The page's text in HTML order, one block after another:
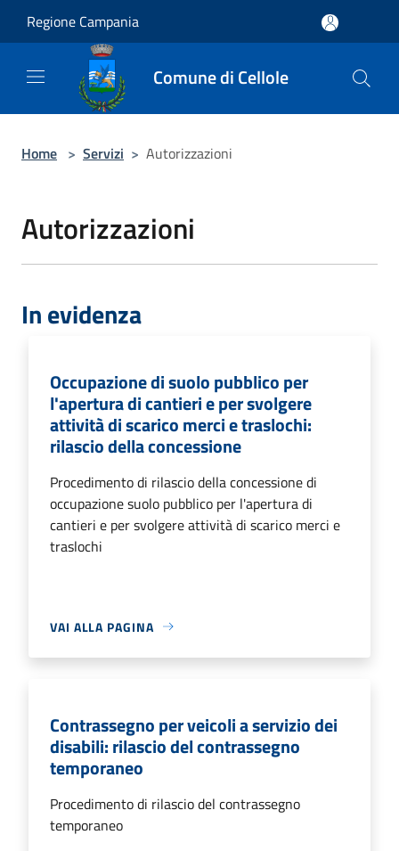
Regione Campania
Comune di Cellole
Home > Servizi > Autorizzazioni
Autorizzazioni
In evidenza
Occupazione di suolo pubblico per
l'apertura di cantieri e per svolgere
attività di scarico merci e traslochi:
rilascio della concessione
Procedimento di rilascio della concessione di
occupazione suolo pubblico per l'apertura di
cantieri e per svolgere attività di scarico merci e
traslochi
VAI ALLA PAGINA
Contrassegno per veicoli a servizio dei
disabili: rilascio del contrassegno
temporaneo
Procedimento di rilascio del contrassegno
temporaneo